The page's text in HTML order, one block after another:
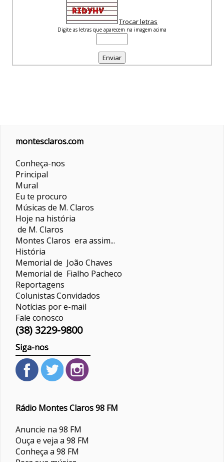
Trocar letras
Digite as letras que aparecem na imagem acima
montesclaros.com
Conheça-nos
Principal
Mural
Eu te procuro
Músicas de M. Claros
Hoje na história
de M. Claros
Montes Claros era assim...
História
Memorial de João Chaves
Memorial de Fialho Pacheco
Reportagens
ColunistasConvidados
Notícias por e-mail
Fale conosco
(38) 3229-9800
Siga-nos
Rádio Montes Claros 98 FM
Anuncie na 98 FM
Ouça e veja a 98 FM
Conheça a 98 FM